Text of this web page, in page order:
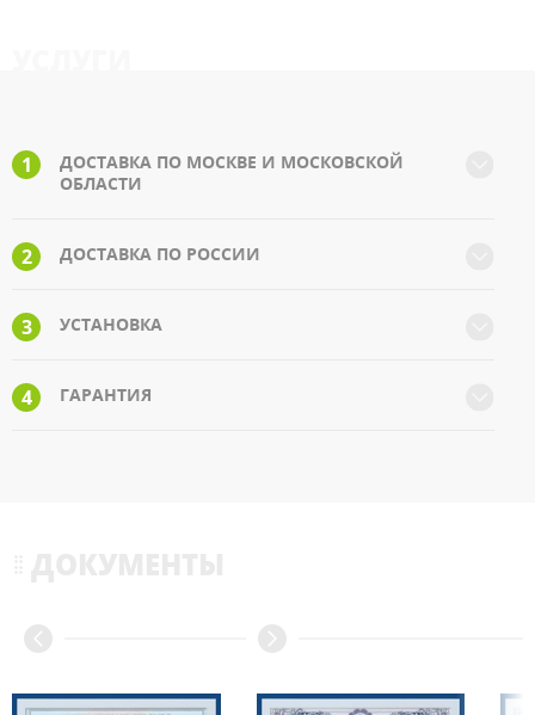
1
ДОСТАВКА ПО МОСКВЕ И МОСКОВСКОЙ
ОБЛАСТИ
2 ДОСТАВКА ПО РОССИИ
3 УСТАНОВКА
4 ГАРАНТИЯ